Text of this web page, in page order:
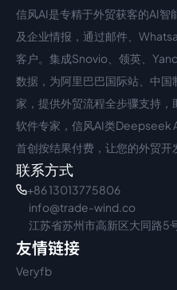
中文入口
信风AI是专精于外贸获客的AI智
及企业情报，通过邮件、
客户。集成Snovio、领英、
数据，为阿里巴巴国际站、中
家，提供外贸流程全步骤支持
软件专家，信风AI类Deepseek
首创按结果付费，让您的外贸开
联系方式
+86 13013775806
info@trade-wind.co
江苏省苏州市高新区大同路5
友情链接
Veryfb